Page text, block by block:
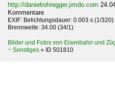
http://danielrohregger.jimdo.com
Kommentare
EXIF: Belichtungsdauer: 0.003 s (1/
Brennweite: 34.00 (34/1)
Bilder und Fotos von Eisenbahn und
~ Sonstiges » ID 501810